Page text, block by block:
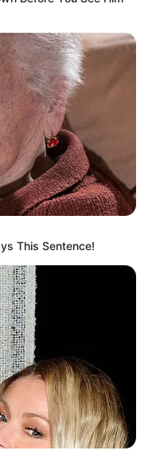
Ruas yang wajib ditandai
This Sentence!